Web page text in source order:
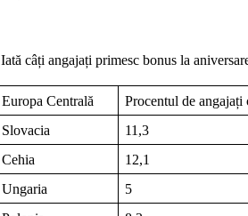
Iată câți angajați primesc bonus la
Europa Centrală
Procentul de
Slovacia
11,3
Cehia
12,1
Ungaria
5